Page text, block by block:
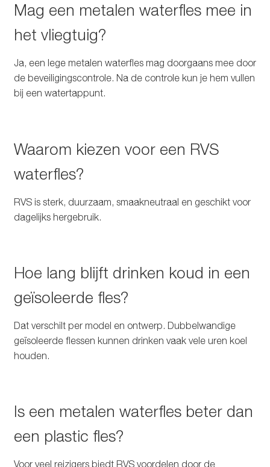
Mag een metalen waterfles mee in
het vliegtuig?
Ja, een lege metalen waterfles mag doorgaans mee door
de beveiligingscontrole. Na de controle kun je hem vullen
bij een watertappunt.
Waarom kiezen voor een RVS
waterfles?
RVS is sterk, duurzaam, smaakneutraal en geschikt voor
dagelijks hergebruik.
Hoe lang blijft drinken koud in een
geïsoleerde fles?
Dat verschilt per model en ontwerp. Dubbelwandige
geïsoleerde flessen kunnen drinken vaak vele uren koel
houden.
Is een metalen waterfles beter dan
een plastic fles?
Voor veel reizigers biedt RVS voordelen door de